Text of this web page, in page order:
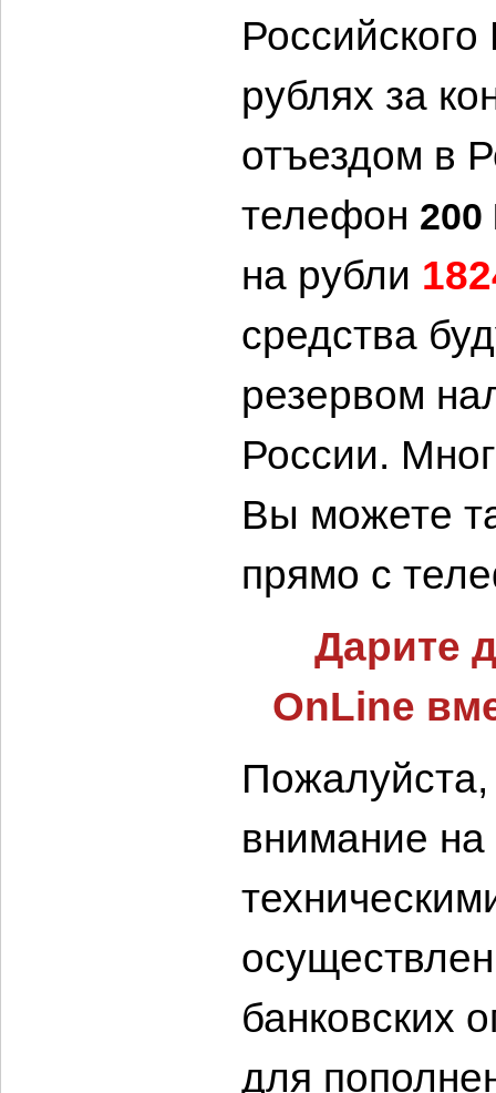
рублях за
отъездом в
телефон
на рубли
средства
резервом
России.
Вы можете
прямо с
Дарите
OnLine
Пожалуйста,
внимание на
банковских
для